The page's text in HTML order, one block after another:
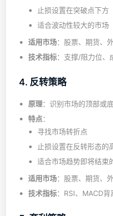
止损设置在突破点下方
适合波动性较大的市场
适用市场：股票、期货、
技术指标：支撑/阻力位、
4. 反转策略
原理：识别市场的顶部或
特点：
寻找市场转折点
止损设置在反转形态的
适合市场趋势即将结束
适用市场：股票、期货、
技术指标：RSI、MACD